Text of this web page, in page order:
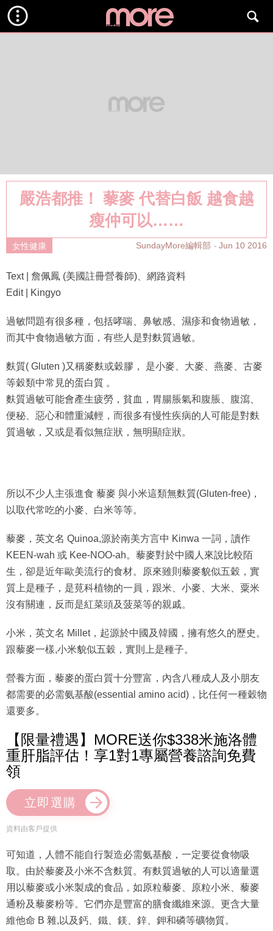
嚴浩都推！ 藜麥 代替白飯 越食越
瘦仲可以……
女性健康 SundayMore編輯部 Jun 10 2016
Text | 詹佩鳳 (美國註冊營養師)、網路資料
Edit | Kingyo
過敏問題有很多種，包括哮喘、鼻敏感、濕疹和食物過敏，
而其中食物過敏方面，有些人是對麩質過敏。
麩質( Gluten )又稱麥麩或穀膠， 是小麥、大麥、燕麥、古麥
等穀類中常見的蛋白質 。
麩質過敏可能會產生疲勞，貧血，胃腸脹氣和腹脹、腹瀉、
便秘、惡心和體重減輕，而很多有慢性疾病的人可能是對麩
質過敏，又或是看似無症狀，無明顯症狀。
所以不少人主張進食 藜麥 與小米這類無麩質(Gluten-free)，
以取代常吃的小麥、白米等等。
藜麥，英文名 Quinoa,源於南美方言中 Kinwa 一詞，讀作
KEEN-wah 或 Kee-NOO-ah。藜麥對於中國人來說比較陌
生，卻是近年歐美流行的食材。原來雖則藜麥貌似五穀，實
質上是種子，是莧科植物的一員，跟米、小麥、大米、粟米
沒有關連，反而是紅菜頭及菠菜等的親戚。
小米，英文名 Millet，起源於中國及韓國，擁有悠久的歷史。
跟藜麥一樣,小米貌似五穀，實則上是種子。
營養方面，藜麥的蛋白質十分豐富，內含八種成人及小朋友
都需要的必需氨基酸(essential amino acid)，比任何一種穀物
還要多。
【限量禮遇】MORE送你$338米施洛體
重肝脂評估！享1對1專屬營養諮詢免費
領
立即選購
資料由客戶提供
可知道，人體不能自行製造必需氨基酸，一定要從食物吸
取。由於藜麥及小米不含麩質。有麩質過敏的人可以適量選
用以藜麥或小米製成的食品，如原粒藜麥、原粒小米、藜麥
通粉及藜麥粉等。它們亦是豐富的膳食纖維來源。更含大量
維他命 B 雜,以及鈣、鐵、鎂、鋅、鉀和磷等礦物質。